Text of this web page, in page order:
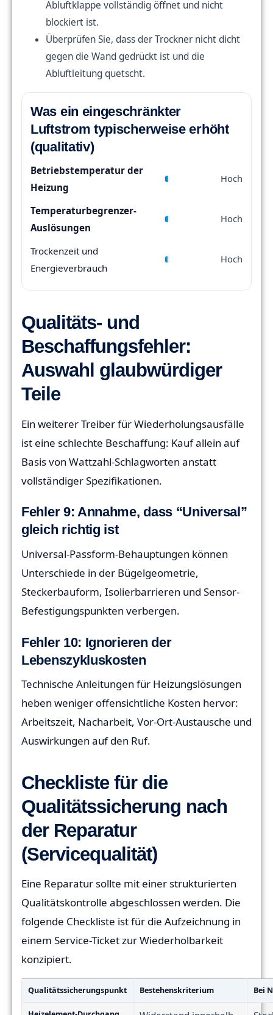
Abluftklappe vollständig öffnet und nicht
blockiert ist.
Überprüfen Sie, dass der Trockner nicht dicht
gegen die Wand gedrückt ist und die
Abluftleitung quetscht.
Was ein eingeschränkter
Luftstrom typischerweise erhöht
(qualitativ)
Betriebstemperatur der
Heizung
Hoch
Temperaturbegrenzer-
Auslösungen
Hoch
Trockenzeit und
Energieverbrauch
Hoch
Qualitäts- und
Beschaffungsfehler:
Auswahl glaubwürdiger
Teile
Ein weiterer Treiber für Wiederholungsausfälle
ist eine schlechte Beschaffung: Kauf allein auf
Basis von Wattzahl-Schlagworten anstatt
vollständiger Spezifikationen.
Fehler 9: Annahme, dass “Universal”
gleich richtig ist
Universal-Passform-Behauptungen können
Unterschiede in der Bügelgeometrie,
Steckerbauform, Isolierbarrieren und Sensor-
Befestigungspunkten verbergen.
Fehler 10: Ignorieren der
Lebenszykluskosten
Technische Anleitungen für Heizungslösungen
heben weniger offensichtliche Kosten hervor:
Arbeitszeit, Nacharbeit, Vor-Ort-Austausche und
Auswirkungen auf den Ruf.
Checkliste für die
Qualitätssicherung nach
der Reparatur
(Servicequalität)
Eine Reparatur sollte mit einer strukturierten
Qualitätskontrolle abgeschlossen werden. Die
folgende Checkliste ist für die Aufzeichnung in
einem Service-Ticket zur Wiederholbarkeit
konzipiert.
Qualitätssicherungspunkt Bestehenskriterium Bei